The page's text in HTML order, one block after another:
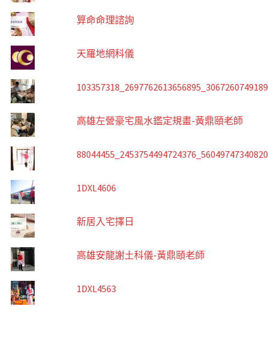
算命命理諮詢
天羅地網科儀
高雄左營豪宅風水鑑定規畫-黃鼎頤老師
1DXL4606
新居入宅擇日
高雄安龍謝土科儀-黃鼎頤老師
1DXL4563